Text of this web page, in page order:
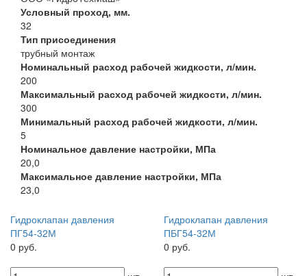
Условный проход, мм.
32
Тип присоединения
трубный монтаж
Номинальный расход рабочей жидкости, л/мин.
200
Максимальный расход рабочей жидкости, л/мин.
300
Минимальный расход рабочей жидкости, л/мин.
5
Номинальное давление настройки, МПа
20,0
Максимальное давление настройки, МПа
23,0
Гидроклапан давления
ПГ54-32М
0 руб.
Гидроклапан давления
ПБГ54-32М
0 руб.